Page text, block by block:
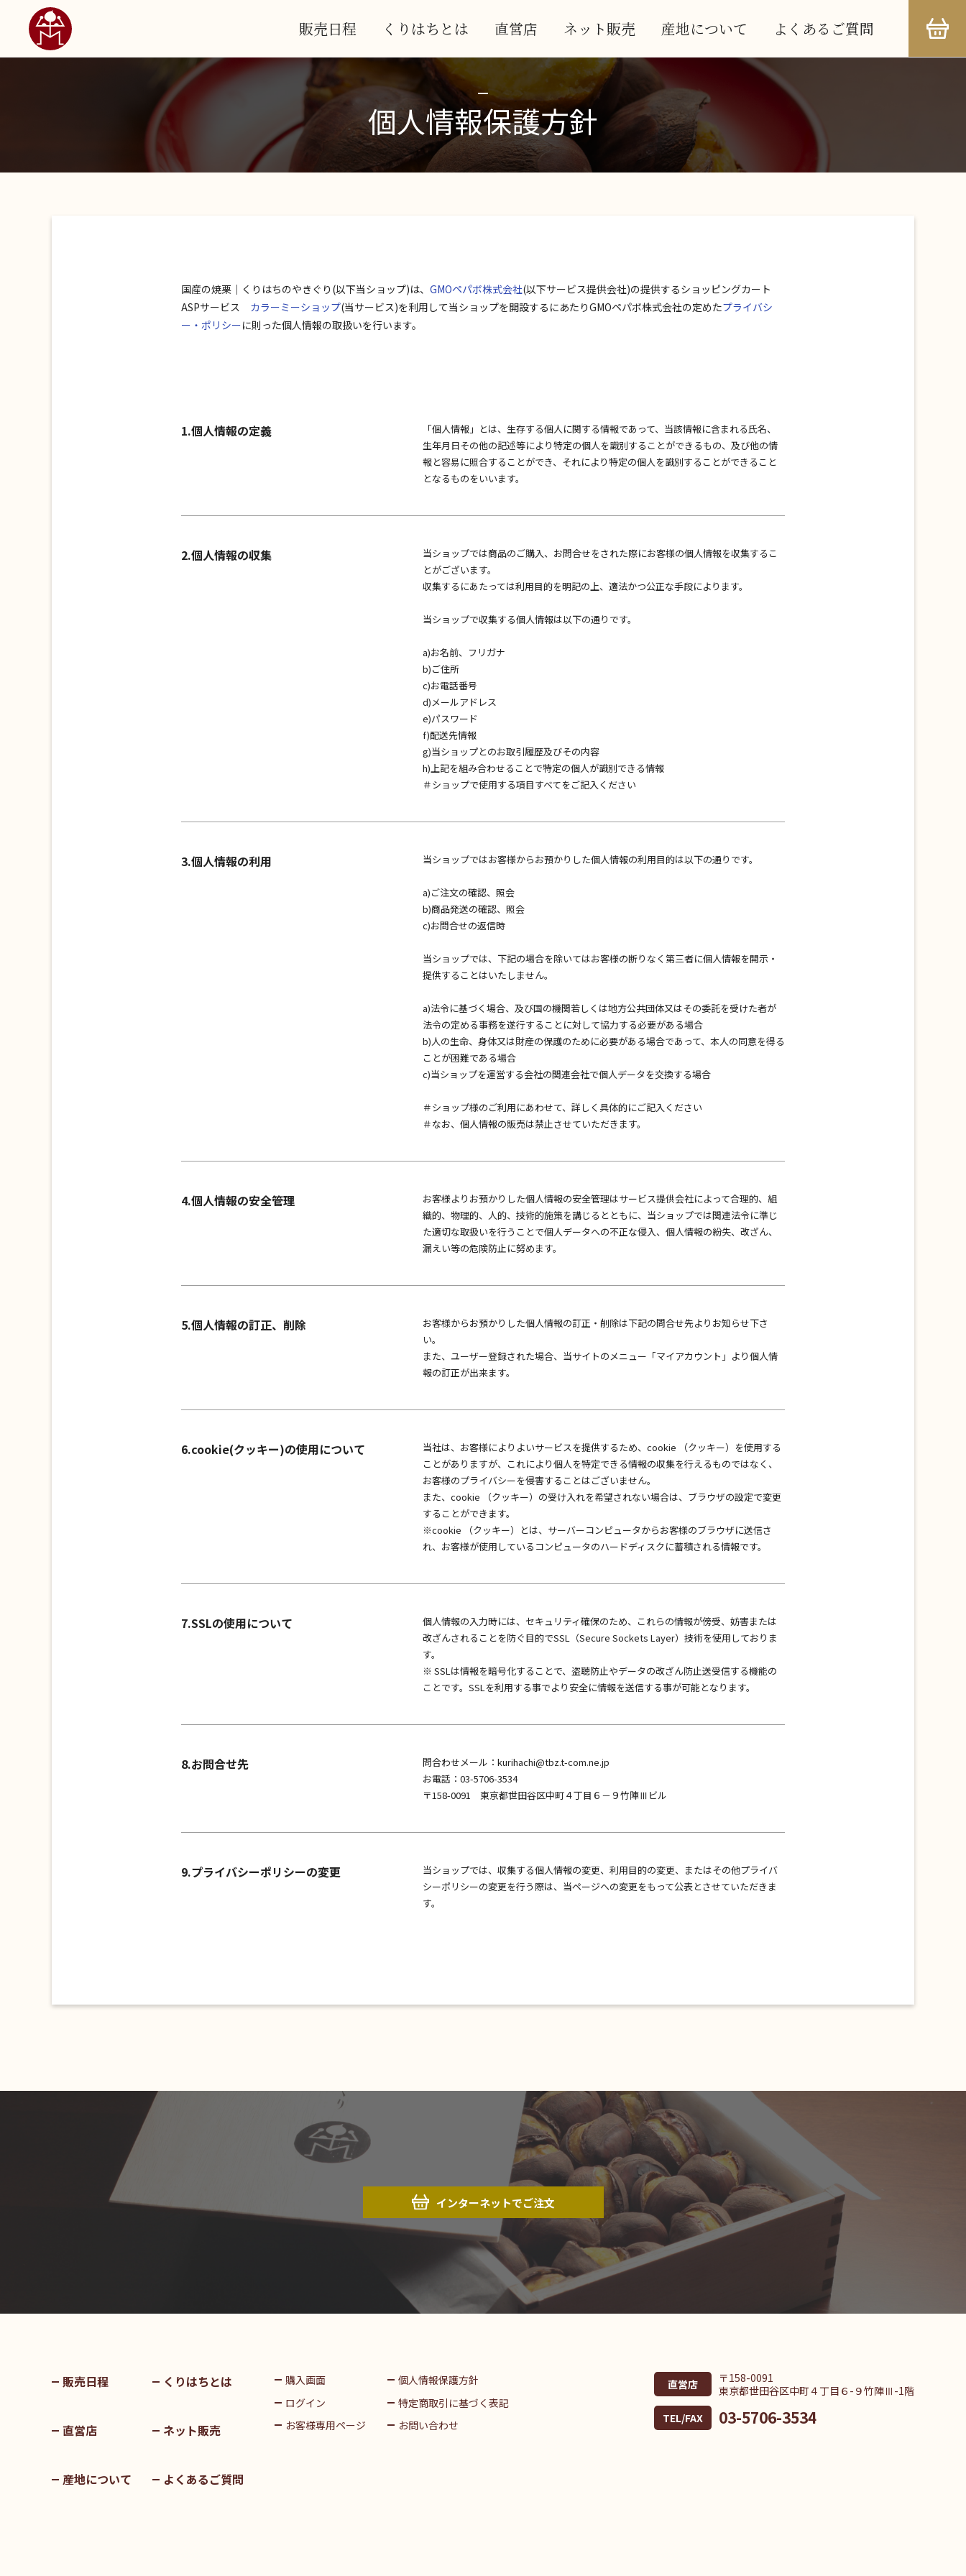
販売日程 くりはちとは 直営店 ネット販売 産地について よくあるご質問
個人情報保護方針
国産の焼栗｜くりはちのやきぐり(以下当ショップ)は、 GMOペパボ株式会社(以下サービス提供会社)の提供するショッピングカート
ASPサービス カラーミーショップ(当サービス)を利用して当ショップを開設するにあたりGMOペパボ株式会社の定めたプライバシ
ー・ポリシーに則った個人情報の取扱いを行います。
1.個人情報の定義
「個人情報」とは、生存する個人に関する情報であって、当該情報に含まれる氏名、
生年月日その他の記述等により特定の個人を識別することができるもの、及び他の情
報と容易に照合することができ、それにより特定の個人を識別することができること
となるものをいいます。
2.個人情報の収集
当ショップでは商品のご購入、お問合せをされた際にお客様の個人情報を収集するこ
とがございます。
収集するにあたっては利用目的を明記の上、適法かつ公正な手段によります。
当ショップで収集する個人情報は以下の通りです。
a)お名前、フリガナ
b)ご住所
c)お電話番号
d)メールアドレス
e)パスワード
f)配送先情報
g)当ショップとのお取引履歴及びその内容
h)上記を組み合わせることで特定の個人が識別できる情報
＃ショップで使用する項目すべてをご記入ください
3.個人情報の利用 当ショップではお客様からお預かりした個人情報の利用目的は以下の通りです。
a)ご注文の確認、照会
b)商品発送の確認、照会
c)お問合せの返信時
当ショップでは、下記の場合を除いてはお客様の断りなく第三者に個人情報を開示・
提供することはいたしません。
a)法令に基づく場合、及び国の機関若しくは地方公共団体又はその委託を受けた者が
法令の定める事務を遂行することに対して協力する必要がある場合
b)人の生命、身体又は財産の保護のために必要がある場合であって、本人の同意を得る
ことが困難である場合
c)当ショップを運営する会社の関連会社で個人データを交換する場合
＃ショップ様のご利用にあわせて、詳しく具体的にご記入ください
＃なお、個人情報の販売は禁止させていただきます。
4.個人情報の安全管理
お客様よりお預かりした個人情報の安全管理はサービス提供会社によって合理的、組
織的、物理的、人的、技術的施策を講じるとともに、当ショップでは関連法令に準じ
た適切な取扱いを行うことで個人データへの不正な侵入、個人情報の紛失、改ざん、
漏えい等の危険防止に努めます。
5.個人情報の訂正、削除
お客様からお預かりした個人情報の訂正・削除は下記の問合せ先よりお知らせ下さ
い。
また、ユーザー登録された場合、当サイトのメニュー「マイアカウント」より個人情
報の訂正が出来ます。
6.cookie(クッキー)の使用について
当社は、お客様によりよいサービスを提供するため、cookie （クッキー）を使用する
ことがありますが、これにより個人を特定できる情報の収集を行えるものではなく、
お客様のプライバシーを侵害することはございません。
また、cookie （クッキー）の受け入れを希望されない場合は、ブラウザの設定で変更
することができます。
※cookie （クッキー）とは、サーバーコンピュータからお客様のブラウザに送信さ
れ、お客様が使用しているコンピュータのハードディスクに蓄積される情報です。
7.SSLの使用について
個人情報の入力時には、セキュリティ確保のため、これらの情報が傍受、妨害または
改ざんされることを防ぐ目的でSSL（Secure Sockets Layer）技術を使用しておりま
す。
※ SSLは情報を暗号化することで、盗聴防止やデータの改ざん防止送受信する機能の
ことです。SSLを利用する事でより安全に情報を送信する事が可能となります。
8.お問合せ先
問合わせメール：kurihachi@tbz.t-com.ne.jp
お電話：03-5706-3534
〒158-0091 東京都世田谷区中町４丁目６－９竹陣Ⅲビル
9.プライバシーポリシーの変更
当ショップでは、収集する個人情報の変更、利用目的の変更、またはその他プライバ
シーポリシーの変更を行う際は、当ページへの変更をもって公表とさせていただきま
す。
インターネットでご注文
販売日程 くりはちとは
直営店 ネット販売
産地について よくあるご質問
購入画面
ログイン
お客様専用ページ
個人情報保護方針
特定商取引に基づく表記
お問い合わせ
直営店
〒158-0091
東京都世田谷区中町４丁目６-９竹陣Ⅲ-1階
TEL/FAX
03-5706-3534